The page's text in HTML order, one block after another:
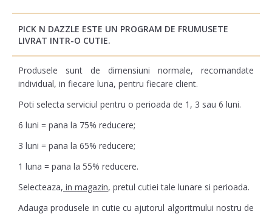
PICK N DAZZLE ESTE UN PROGRAM DE FRUMUSETE
LIVRAT INTR-O CUTIE.
Produsele sunt de dimensiuni normale, recomandate
individual, in fiecare luna, pentru fiecare client.
Poti selecta serviciul pentru o perioada de 1, 3 sau 6 luni.
6 luni = pana la 75% reducere;
3 luni = pana la 65% reducere;
1 luna = pana la 55% reducere.
Selecteaza, in magazin, pretul cutiei tale lunare si perioada.
Adauga produsele in cutie cu ajutorul algoritmului nostru de